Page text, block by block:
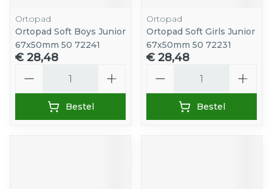
Ortopad
Ortopad Soft Boys Junior
67x50mm 50 72241
€ 28,48
Bestel
Ortopad
Ortopad Soft Girls Junior
67x50mm 50 72231
€ 28,48
Bestel